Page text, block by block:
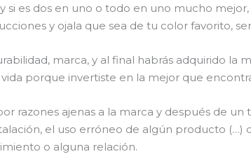
si es dos en uno o todo en uno mucho
y ojala que sea de tu color favorito,
marca, y al final habrás adquirido
porque invertiste en la mejor que
razones ajenas a la marca y después de
el uso erróneo de algún producto
o alguna relación.